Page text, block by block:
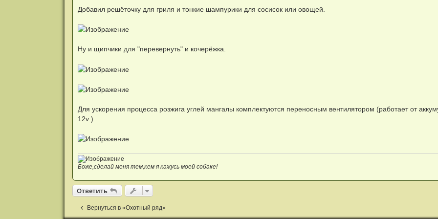
Добавил решёточку для гриля и тонкие шампурики для сосисок или овощей.
Ну и щипчики для "перевернуть" и кочерёжка.
Для ускорения процесса розжига углей мангалы комплектуются переносным вентилятором (работает от
12v ).
Боже,сделай меня тем,кем я кажусь моей собаке!
Ответить
Ответить
Вернуться в «Охотный ряд»